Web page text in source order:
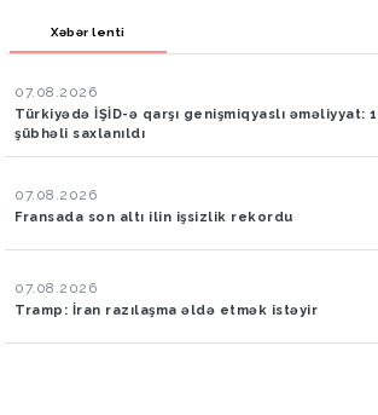
Xəbər lenti
07.08.2026
Türkiyədə İŞİD-ə qarşı genişmiqyaslı əməliyyat:
şübhəli saxlanıldı
07.08.2026
Fransada son altı ilin işsizlik rekordu
07.08.2026
Tramp: İran razılaşma əldə etmək istəyir